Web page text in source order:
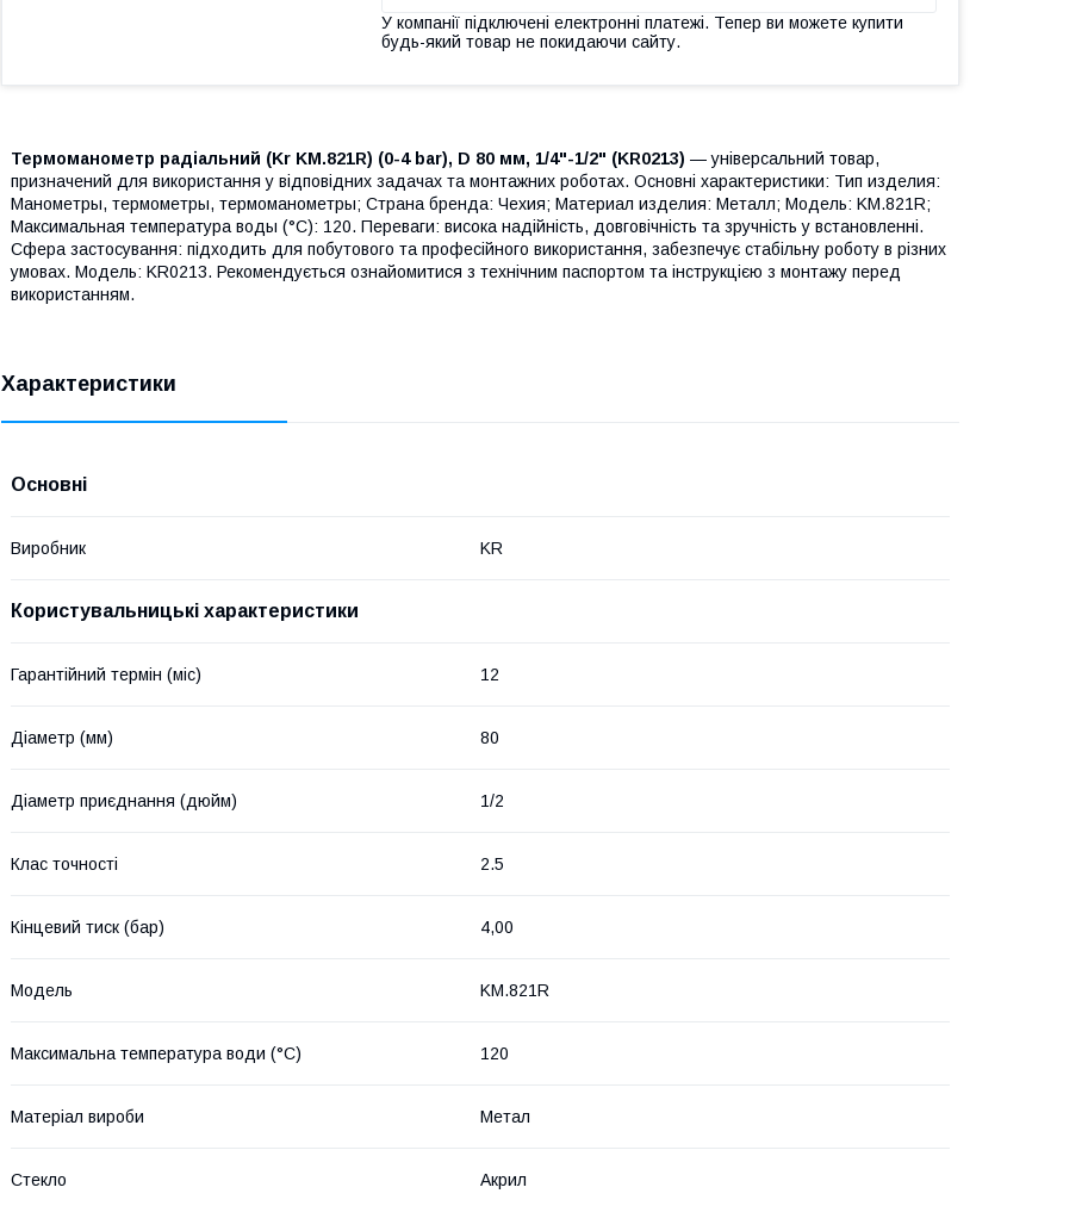
У компанії підключені електронні платежі. Тепер ви можете купити
будь-який товар не покидаючи сайту.
Термоманометр радіальний (Kr KM.821R) (0-4 bar), D 80 мм, 1/4"-1/2" (KR0213) — універсальний товар,
призначений для використання у відповідних задачах та монтажних роботах. Основні характеристики: Тип изделия:
Манометры, термометры, термоманометры; Страна бренда: Чехия; Материал изделия: Металл; Мoдель: KM.821R;
Максимальная температура воды (°C): 120. Переваги: висока надійність, довговічність та зручність у встановленні.
Сфера застосування: підходить для побутового та професійного використання, забезпечує стабільну роботу в різних
умовах. Модель: KR0213. Рекомендується ознайомитися з технічним паспортом та інструкцією з монтажу перед
використанням.
Характеристики
Основні
Виробник KR
Користувальницькі характеристики
Гарантійний термін (міс) 12
Діаметр (мм) 80
Діаметр приєднання (дюйм) 1/2
Клас точності 2.5
Кінцевий тиск (бар) 4,00
Мoдель KM.821R
Максимальна температура води (°C) 120
Матеріал вироби Метал
Стекло Акрил